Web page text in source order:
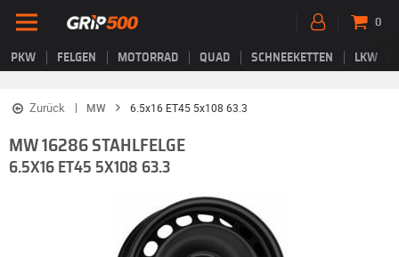
PKW FELGEN MOTORRAD QUAD SCHNEEKETTEN LKW
0
Zurück MW 6.5x16 ET45 5x108 63.3
MW 16286 STAHLFELGE
6.5X16 ET45 5X108 63.3